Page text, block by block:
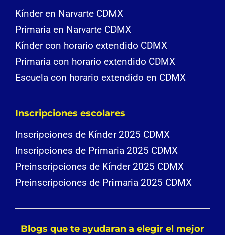
Kínder en Narvarte CDMX
Primaria en Narvarte CDMX
Kínder con horario extendido CDMX
Primaria con horario extendido CDMX
Escuela con horario extendido en CDMX
Inscripciones escolares
Inscripciones de Kínder 2025 CDMX
Inscripciones de Primaria 2025 CDMX
Preinscripciones de Kínder 2025 CDMX
Preinscripciones de Primaria 2025 CDMX
Blogs que te ayudaran a elegir el mejor